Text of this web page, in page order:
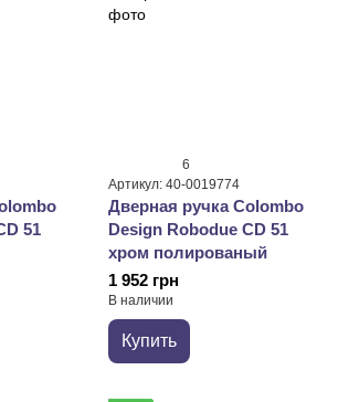
51
6
Артикул: 40-0019774
Дверная ручка Colombo
Design Robodue CD 51
хром полированый
1 952 грн
В наличии
Купить